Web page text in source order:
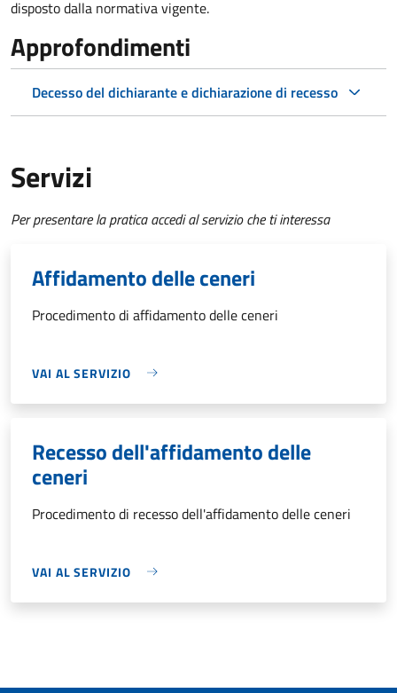
disposto dalla normativa vigente.
Approfondimenti
Decesso del dichiarante e dichiarazione di recesso
Servizi
Per presentare la pratica accedi al servizio che ti interessa
Affidamento delle ceneri
Procedimento di affidamento delle ceneri
VAI AL SERVIZIO
Recesso dell'affidamento delle
ceneri
Procedimento di recesso dell'affidamento delle ceneri
VAI AL SERVIZIO